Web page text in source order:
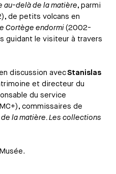
au-delà de la matière, parmi
de petits volcans en
Cortège endormi(2002-
guidant le visiteur à travers
discussion avecStanislas
et directeur du
du service
commissaires de
la matière. Les collections